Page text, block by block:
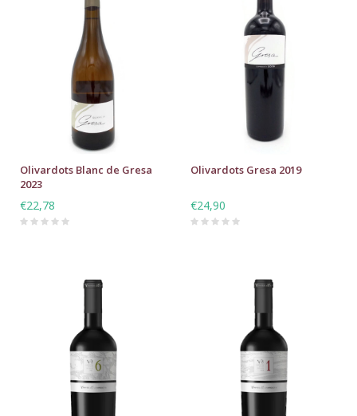
Olivardots Blanc de Gresa
2023
€22,78
Olivardots Gresa 2019
€24,90